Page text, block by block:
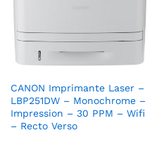
CANON Imprimante Laser –
LBP251DW – Monochrome –
Impression – 30 PPM – Wifi
– Recto Verso